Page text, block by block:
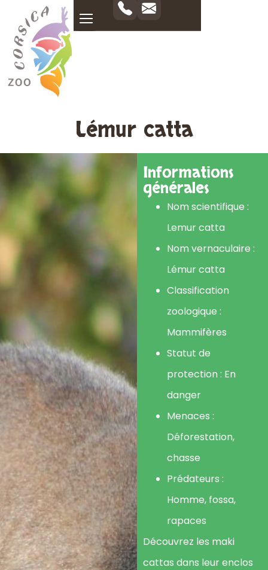
Lémur catta
Informations
générales
Nom scientifique :
Lemur catta
Nom vernaculaire :
Lémur catta
Classification
zoologique :
Mammifères
Statut de
protection : En
danger
Menaces :
Déforestation,
chasse
Prédateurs :
Homme, fossa,
rapaces
Découvrez les maki
cattas dans leur enclos